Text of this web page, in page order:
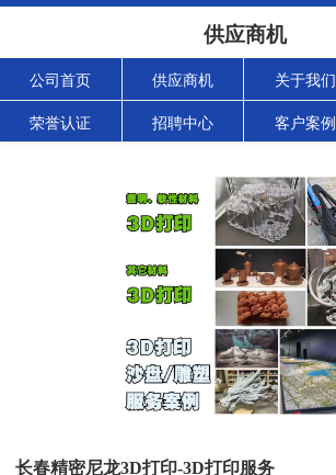
供应商机
公司首页 供应商机 关于我们
荣誉认证 招聘中心 客户案例
长春精密尼龙3D打印-3D打印服务